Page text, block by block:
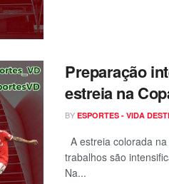
Preparação
estreia na
BY ESPORTES - VIDA
A estreia colorada
trabalhos são
Na...